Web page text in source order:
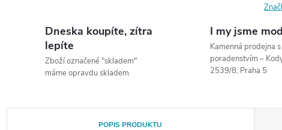
Dneska koupíte, zítra
lepíte
Zboží označené "skladem"
máme opravdu skladem
I my jsme
Kamenná prodejna
poradenstvím –
2539/8, Praha 5
POPIS PRODUKTU